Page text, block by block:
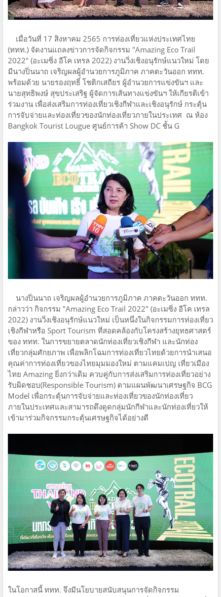
เมื่อวันที่ 17 สิงหาคม 2565 การท่องเที่ยวแห่งประเทศไทย
(ททท.) จัดงานแถลงข่าวการจัดกิจกรรม "Amazing Eco Trail
2022" (อะเมซิ่ง อีโค เทรล 2022) งานวิ่งเชิงอนุรักษ์แนวใหม่ โดย
มีนางปิ่นนาถ เจริญผลผู้อำนวยการภูมิภาค ภาคตะวันออก ททท.
พร้อมด้วย นายรองฤทธิ์ โชติกเสถียร ผู้อํานวยการแข่งขันฯ และ
นายสุทธิพงษ์ สุขประเสริฐ ผู้จัดการเส้นทางแข่งขันฯ ให้เกียรติเข้า
ร่วมงาน เพื่อส่งเสริมการท่องเที่ยวเชิงกีฬาและเชิงอนุรักษ์ กระตุ้น
การจับจ่ายและท่องเที่ยวของนักท่องเที่ยวภายในประเทศ ณ ห้อง
Bangkok Tourist Lougue ศูนย์การค้า Show DC ชั้น G
นางปิ่นนาถ เจริญผลผู้อำนวยการภูมิภาค ภาคตะวันออก ททท.
กล่าวว่า กิจกรรม "Amazing Eco Trail 2022" (อะเมซิ่ง อีโค เทรล
2022) งานวิ่งเชิงอนุรักษ์แนวใหม่ เป็นหนึ่งในกิจกรรมการท่องเที่ยว
เชิงกีฬาหรือ Sport Tourism ที่สอดคล้องกับโครงสร้างยุทธศาสตร์
ของ ททท. ในการขยายตลาดนักท่องเที่ยวเชิงกีฬา และนักท่อง
เที่ยวกลุ่มศักยภาพ เพื่อพลิกโฉมการท่องเที่ยวไทยด้วยการนำเสนอ
คุณค่าการท่องเที่ยวของไทยมุมมองใหม่ ตามแคมเปญ เที่ยวเมือง
ไทย Amazing ยิ่งกว่าเดิม ควบคู่กับการส่งเสริมการท่องเที่ยวอย่าง
รับผิดชอบ(Responsible Tourism) ตามแผนพัฒนาเศรษฐกิจ BCG
Model เพื่อกระตุ้นการจับจ่ายและท่องเที่ยวของนักท่องเที่ยว
ภายในประเทศและสามารถดึงดูดกลุ่มนักกีฬาและนักท่องเที่ยวให้
เข้ามาร่วมกิจกรรมกระตุ้นเศรษฐกิจได้อย่างดี
ในโอกาสนี้ ททท. จึงมีนโยบายสนับสนุนการจัดกิจกรรม